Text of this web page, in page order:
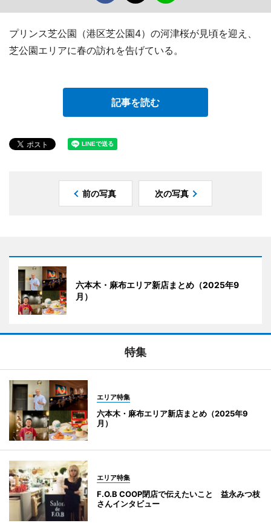
プリンス芝公園（港区芝公園4）の河津桜が見頃を迎え、
芝公園エリアに春の訪れを告げている。
記事を読む
前の写真 次の写真
六本木・麻布エリア新店まとめ（2025年9
月）
特集
エリア特集
六本木・麻布エリア新店まとめ（2025年9
月）
エリア特集
F.O.B COOP閉店で伝えたいこと 益永みつ枝
さんインタビュー